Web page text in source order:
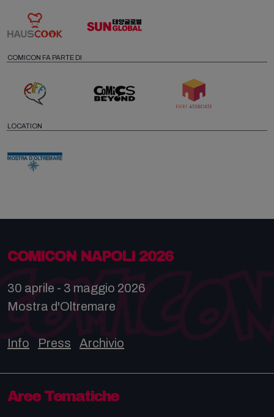
COMICON FA PARTE DI
LOCATION
COMICON NAPOLI 2026
30 aprile - 3 maggio 2026
Mostra d'Oltremare
Info Press Archivio
Aree Tematiche